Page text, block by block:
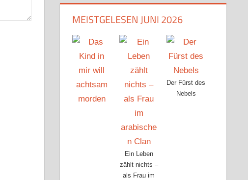
MEISTGELESEN JUNI 2026
Ein Leben
zählt nichts –
als Frau im
Der Fürst des
Nebels